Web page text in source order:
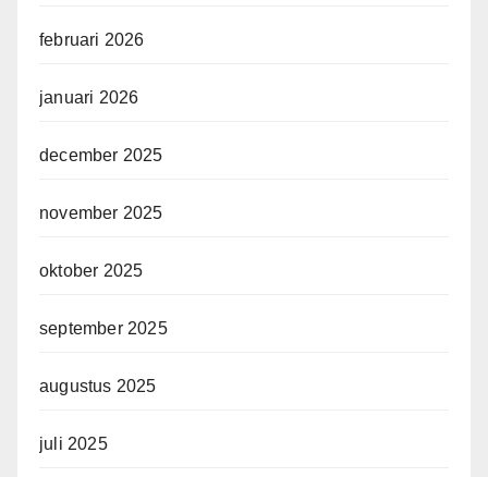
februari 2026
januari 2026
december 2025
november 2025
oktober 2025
september 2025
augustus 2025
juli 2025